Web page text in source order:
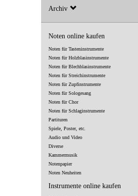
Archiv
Noten online kaufen
Noten für Tasteninstrumente
Noten für Holzblasinstrumente
Noten für Blechblasinstrumente
Noten für Streichinstrumente
Noten für Zupfinstrumente
Noten für Sologesang
Noten für Chor
Noten für Schlaginstrumente
Partituren
Spiele, Poster, etc.
Audio und Video
Diverse
Kammermusik
Notenpapier
Noten Neuheiten
Instrumente online kaufen